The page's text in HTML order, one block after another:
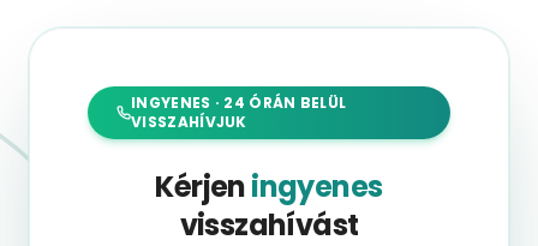
INGYENES · 24 ÓRÁN BELÜL
VISSZAHÍVJUK
Kérjeningyenes
visszahívást